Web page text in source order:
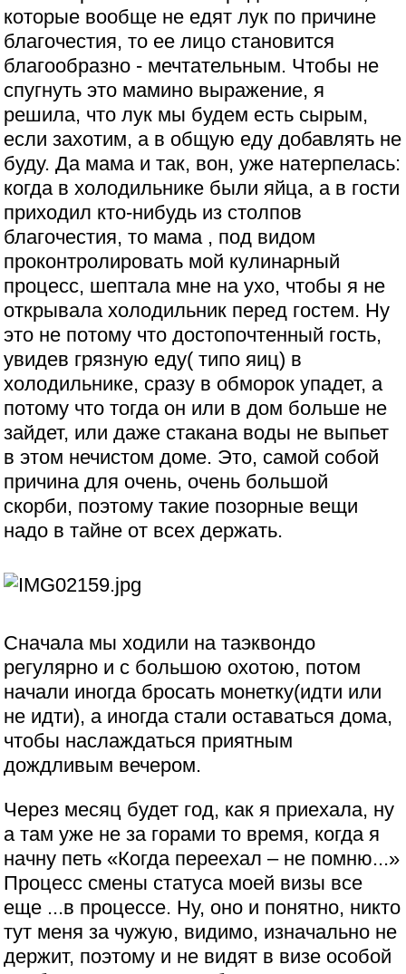
которые вообще не едят лук по причине
благочестия, то ее лицо становится
благообразно - мечтательным. Чтобы не
спугнуть это мамино выражение, я
решила, что лук мы будем есть сырым,
если захотим, а в общую еду добавлять не
буду. Да мама и так, вон, уже натерпелась:
когда в холодильнике были яйца, а в гости
приходил кто-нибудь из столпов
благочестия, то мама , под видом
проконтролировать мой кулинарный
процесс, шептала мне на ухо, чтобы я не
открывала холодильник перед гостем. Ну
это не потому что достопочтенный гость,
увидев грязную еду( типо яиц) в
холодильнике, сразу в обморок упадет, а
потому что тогда он или в дом больше не
зайдет, или даже стакана воды не выпьет
в этом нечистом доме. Это, самой собой
причина для очень, очень большой
скорби, поэтому такие позорные вещи
надо в тайне от всех держать.
Сначала мы ходили на таэквондо
регулярно и с большою охотою, потом
начали иногда бросать монетку(идти или
не идти), а иногда стали оставаться дома,
чтобы наслаждаться приятным
дождливым вечером.
Через месяц будет год, как я приехала, ну
а там уже не за горами то время, когда я
начну петь «Когда переехал – не помню...»
Процесс смены статуса моей визы все
еще ...в процессе. Ну, оно и понятно, никто
тут меня за чужую, видимо, изначально не
держит, поэтому и не видят в визе особой